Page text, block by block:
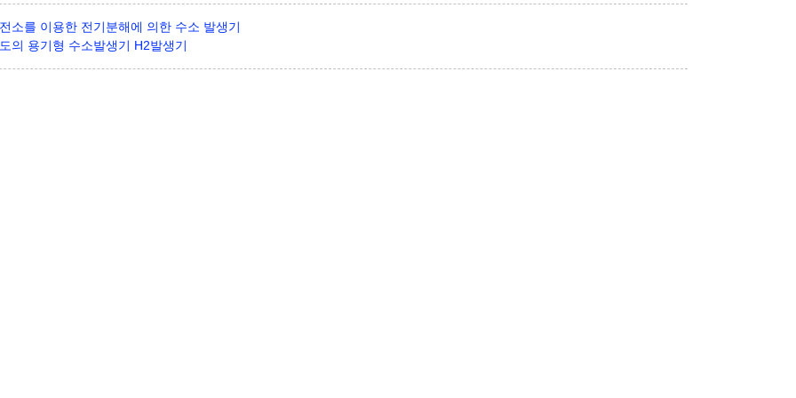
소를 이용한 전기분해에 의한 수소 발생기
의 용기형 수소발생기 H2발생기